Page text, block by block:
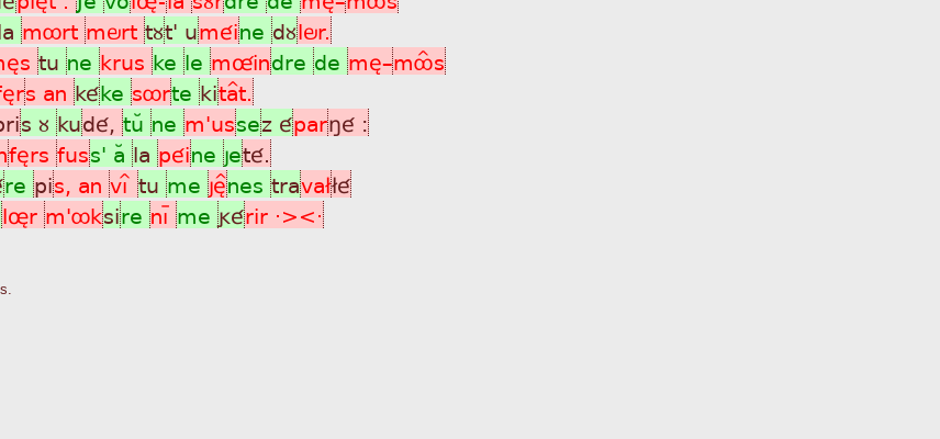
môrt mört tùt' uméine dùlör.
tu ne krus ke le mûindre de mè_môÎs
s an kéke sôrte kita^t.
s ù kudé, tuÂ ne m'ussez éparñé :
fèrs fuss' aÂ la péine jeté.
re pis, an vìî tu me jè^nes trava££é
lør m'ôksire nìþ me gérir ·><·